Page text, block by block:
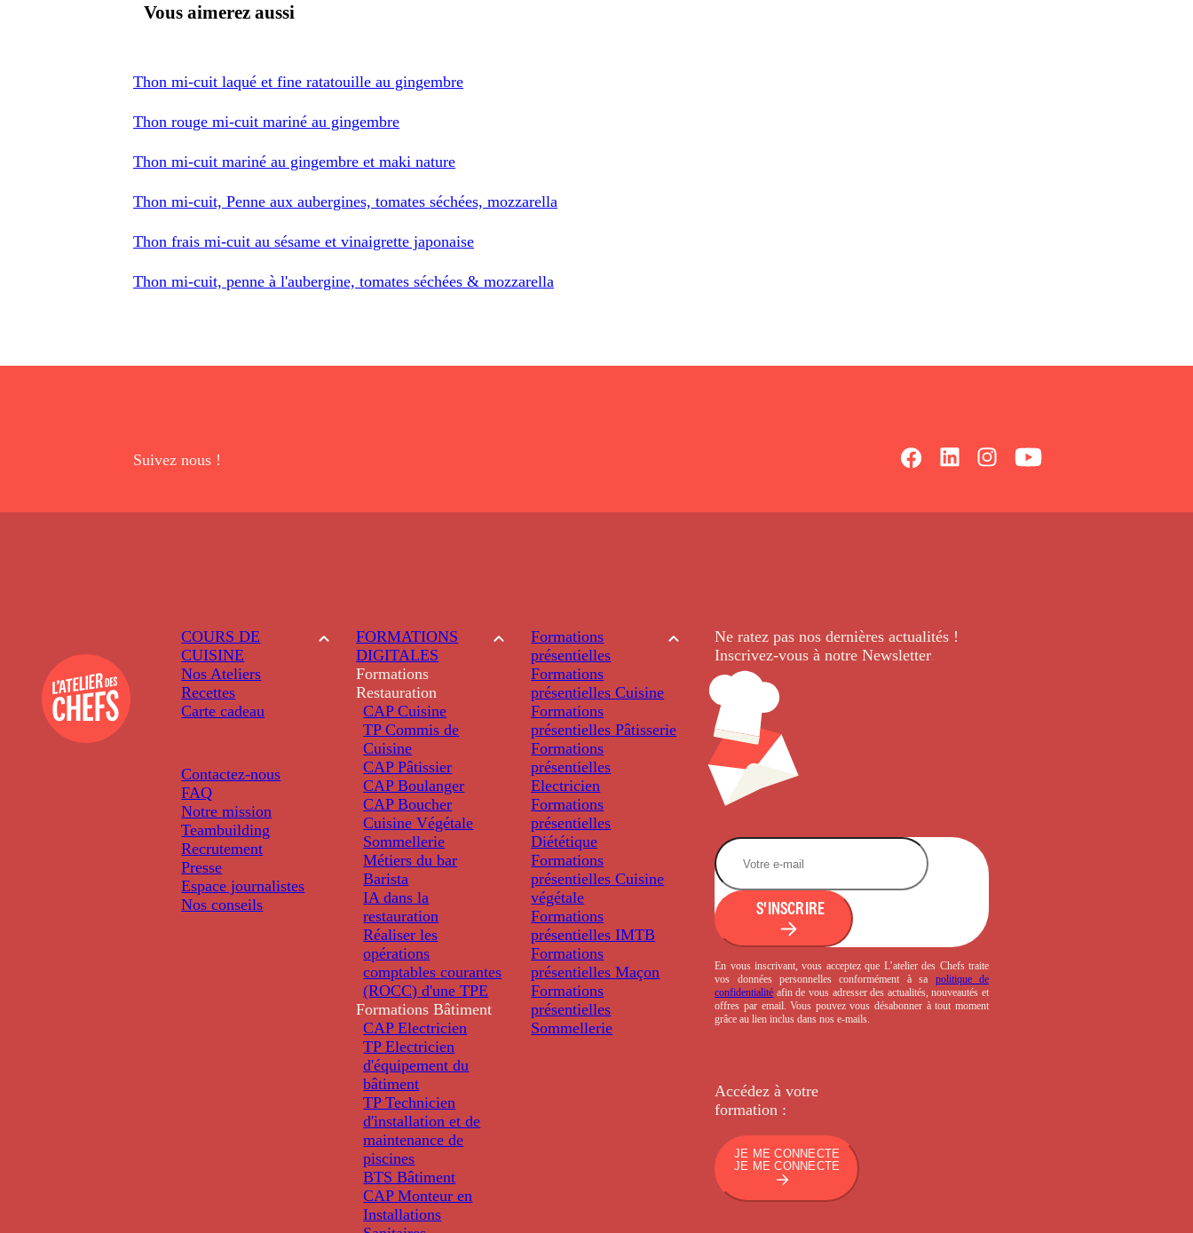
Vous aimerez aussi
Thon mi-cuit laqué et fine ratatouille au gingembre
Thon rouge mi-cuit mariné au gingembre
Thon mi-cuit mariné au gingembre et maki nature
Thon mi-cuit, Penne aux aubergines, tomates séchées, mozzarella
Thon frais mi-cuit au sésame et vinaigrette japonaise
Thon mi-cuit, penne à l'aubergine, tomates séchées & mozzarella
Suivez nous !
COURS DE
CUISINE
Nos Ateliers
Recettes
Carte cadeau
Contactez-nous
FAQ
Notre mission
Teambuilding
Recrutement
Presse
Espace journalistes
Nos conseils
FORMATIONS
DIGITALES
Formations
Restauration
CAP Cuisine
TP Commis de
Cuisine
CAP Pâtissier
CAP Boulanger
CAP Boucher
Cuisine Végétale
Sommellerie
Métiers du bar
Barista
IA dans la
restauration
Réaliser les
opérations
comptables courantes
(ROCC) d'une TPE
Formations Bâtiment
CAP Electricien
TP Electricien
d'équipement du
bâtiment
TP Technicien
d'installation et de
maintenance de
piscines
BTS Bâtiment
CAP Monteur en
Installations
Formations
présentielles
Formations
présentielles Cuisine
Formations
présentielles Pâtisserie
Formations
présentielles
Electricien
Formations
présentielles
Diététique
Formations
présentielles Cuisine
végétale
Formations
présentielles IMTB
Formations
présentielles Maçon
Formations
présentielles
Sommellerie
Ne ratez pas nos dernièresactualités !
Inscrivez-vous à notre Newsletter.
S'INSCRIRE
En vous inscrivant, vous acceptez que L’atelier des Chefs traite
vos données personnelles conformément à sa politique de
confidentialité afin de vous adresser des actualités, nouveautés et
offres par email. Vous pouvez vous désabonner à tout moment
grâce au lien inclus dans nos e-mails.
Accédez à votre
formation :
JE ME CONNECTE
JE ME CONNECTE